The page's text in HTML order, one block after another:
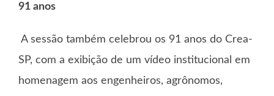
91 anos
A sessão também celebrou os 91 anos do Crea-
SP, com a exibição de um vídeo institucional em
homenagem aos engenheiros, agrônomos,